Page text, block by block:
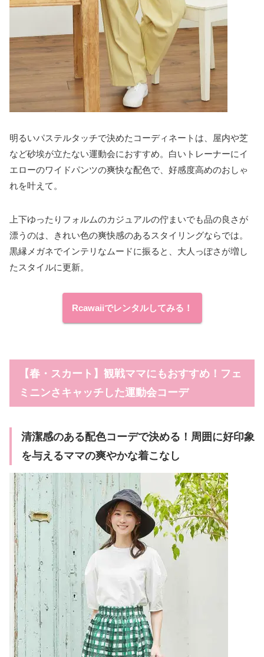
明るいパステルタッチで決めたコーディネートは、屋内や芝
など砂埃が立たない運動会におすすめ。白いトレーナーにイ
エローのワイドパンツの爽快な配色で、好感度高めのおしゃ
れを叶えて。
上下ゆったりフォルムのカジュアルの佇まいでも品の良さが
漂うのは、きれい色の爽快感のあるスタイリングならでは。
黒縁メガネでインテリなムードに振ると、大人っぽさが増し
たスタイルに更新。
Rcawaiiでレンタルしてみる！
【春・スカート】観戦ママにもおすすめ！フェ
ミニンさキャッチした運動会コーデ
清潔感のある配色コーデで決める！周囲に好印象
を与えるママの爽やかな着こなし